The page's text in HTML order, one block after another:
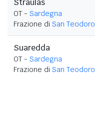
Straulas
OT - Sardegna
Frazione di San Teodoro
Suaredda
OT - Sardegna
Frazione di San Teodoro